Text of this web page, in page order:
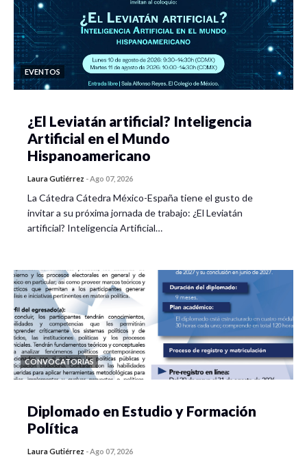
EVENTOS
¿El Leviatán artificial? Inteligencia
Artificial en el Mundo
Hispanoamericano
Laura Gutiérrez -Ago 07, 2026
La Cátedra Cátedra México-España tiene el gusto de
invitar a su próxima jornada de trabajo: ¿El Leviatán
artificial? Inteligencia Artificial…
CONVOCATORIAS
Diplomado en Estudio y Formación
Política
Laura Gutiérrez -Ago 07, 2026